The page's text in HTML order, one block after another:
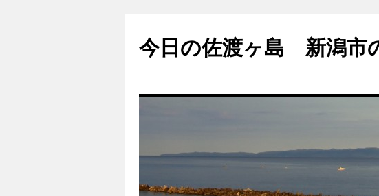
テ
ス
今日の佐渡ヶ島 新潟市